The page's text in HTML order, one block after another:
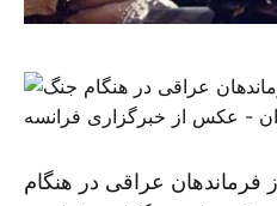
عراقی در هنگام